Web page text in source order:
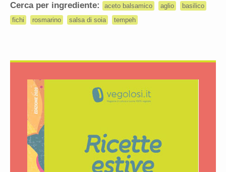
Cerca per ingrediente: aceto balsamico aglio
basilico
fichi
rosmarino salsa di soia tempeh